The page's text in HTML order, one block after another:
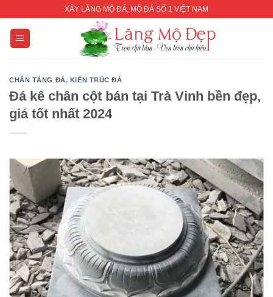
content
XÂY LĂNG MỘ ĐÁ, MỘ ĐÁ SỐ 1 VIỆT NAM
CHÂN TẢNG ĐÁ, KIẾN TRÚC ĐÁ
Đá kê chân cột bán tại Trà Vinh bền đẹp,
giá tốt nhất 2024